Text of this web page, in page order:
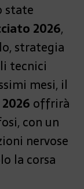
state
2026,
strategia
tecnici
mesi, il
offrirà
con un
nervose
la corsa